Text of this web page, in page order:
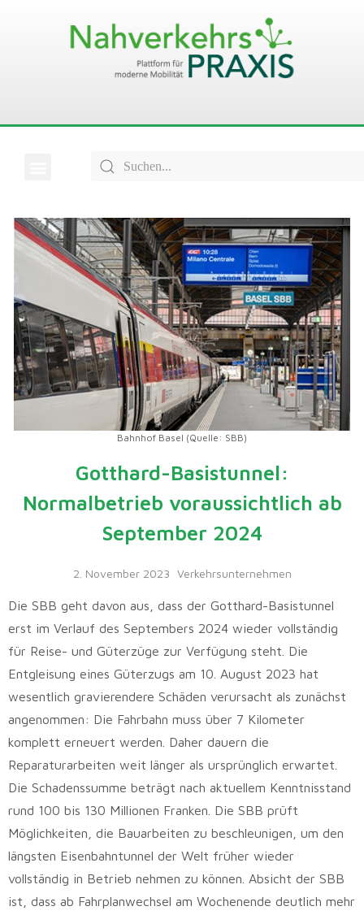
Bahnhof Basel (Quelle: SBB)
Gotthard-Basistunnel:
Normalbetrieb voraussichtlich ab
September 2024
2. November 2023 Verkehrsunternehmen
Die SBB geht davon aus, dass der Gotthard-Basistunnel
erst im Verlauf des Septembers 2024 wieder vollständig
für Reise- und Güterzüge zur Verfügung steht. Die
Entgleisung eines Güterzugs am 10. August 2023 hat
wesentlich gravierendere Schäden verursacht als zunächst
angenommen: Die Fahrbahn muss über 7 Kilometer
komplett erneuert werden. Daher dauern die
Reparaturarbeiten weit länger als ursprünglich erwartet.
Die Schadenssumme beträgt nach aktuellem Kenntnisstand
rund 100 bis 130 Millionen Franken. Die SBB prüft
Möglichkeiten, die Bauarbeiten zu beschleunigen, um den
längsten Eisenbahntunnel der Welt früher wieder
vollständig in Betrieb nehmen zu können. Absicht der SBB
ist, dass ab Fahrplanwechsel am Wochenende deutlich mehr